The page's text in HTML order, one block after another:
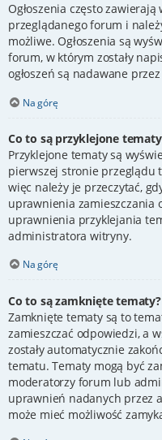
Ogłoszenia często
przeglądanego forum i
możliwe. Ogłoszenia są
forum, w którym zostały
ogłoszeń są nadawane
Na górę
Co to są przyklejone
Przyklejone tematy są
pierwszej stronie przeglądu
więc należy je przeczytać,
uprawnienia zamieszczania
uprawnienia przyklejania
administratora witryny.
Na górę
Co to są zamknięte tematy?
Zamknięte tematy są to
zamieszczać odpowiedzi, a
zostały automatycznie
tematu. Tematy mogą być
moderatorzy forum lub
uprawnień nadanych przez
może mieć możliwość